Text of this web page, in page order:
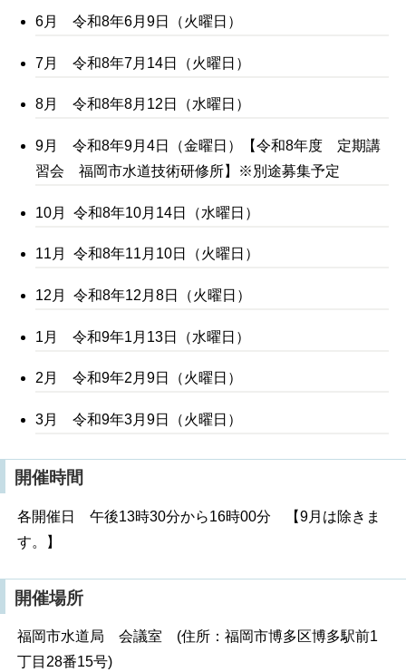
6月 令和8年6月9日（火曜日）
7月 令和8年7月14日（火曜日）
8月 令和8年8月12日（水曜日）
9月 令和8年9月4日（金曜日）【令和8年度 定期講
習会 福岡市水道技術研修所】※別途募集予定
10月 令和8年10月14日（水曜日）
11月 令和8年11月10日（火曜日）
12月 令和8年12月8日（火曜日）
1月 令和9年1月13日（水曜日）
2月 令和9年2月9日（火曜日）
3月 令和9年3月9日（火曜日）
開催時間
各開催日 午後13時30分から16時00分 【9月は除きま
す。】
開催場所
福岡市水道局 会議室 (住所：福岡市博多区博多駅前1
丁目28番15号)